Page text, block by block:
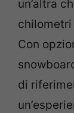
un’altra
Con
di